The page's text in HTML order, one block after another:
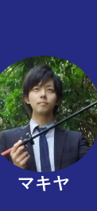
マキヤ